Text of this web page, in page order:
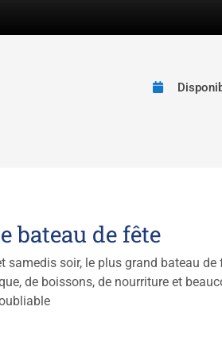
bateau de fête
samedis soir, le plus grand bateau de
de boissons, de nourriture et